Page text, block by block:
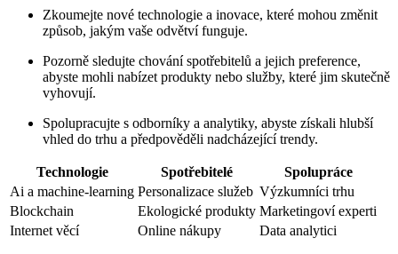
Zkoumejte nové technologie a inovace, které mohou změnit
způsob, jakým vaše odvětví funguje.
Pozorně sledujte chování spotřebitelů a jejich preference,
abyste mohli nabízet produkty nebo služby, které jim skutečně
vyhovují.
Spolupracujte s odborníky a analytiky, abyste získali hlubší
vhled do trhu a předpověděli nadcházející trendy.
Technologie Spotřebitelé
Spolupráce
Ai a machine-learning Personalizace služeb Výzkumníci trhu
Blockchain
Ekologické produkty Marketingoví experti
Internet věcí
Online nákupy Data analytici